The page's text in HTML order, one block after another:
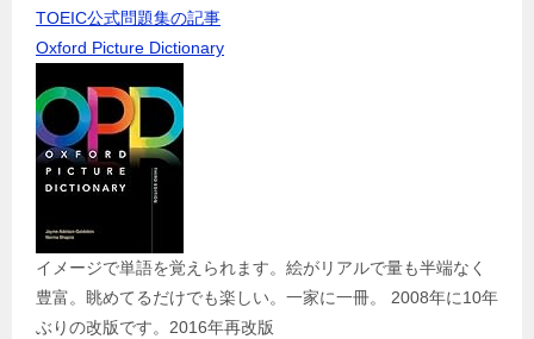
TOEIC公式問題集の記事
Oxford Picture Dictionary
イメージで単語を覚えられます。絵がリアルで量も半端なく
豊富。眺めてるだけでも楽しい。一家に一冊。 2008年に10年
ぶりの改版です。2016年再改版